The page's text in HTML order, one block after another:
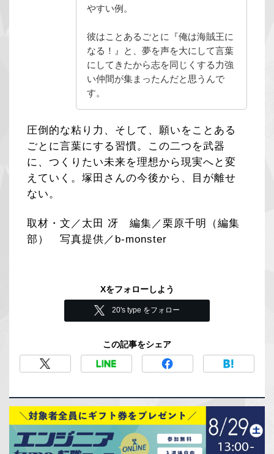
やすい例。
彼はことあるごとに『俺は海賊王に
なる！』と、夢を声を大にして言葉
にしてきたから志を同じくする力強
い仲間が集まったんだと思うんで
す。
圧倒的な粘り力、そして、願いをことある
ごとに言葉にする習慣。この二つを武器
に、つくりたい未来を理想から現実へと変
えていく。塚田さんの今後から、目が離せ
ない。
取材・文／太田 冴 編集／栗原千明（編集
部） 写真提供／b-monster
Xをフォローしよう
20's type をフォロー
この記事をシェア